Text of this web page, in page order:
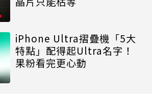
iPhone Ultra摺疊機「5大
特點」配得起Ultra名字！
果粉看完更心動